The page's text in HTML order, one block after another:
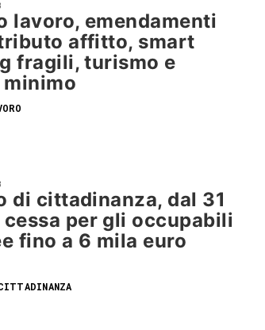
lavoro, emendamenti
affitto, smart
fragili, turismo e
di cittadinanza, dal 31
per gli occupabili
fino a 6 mila euro